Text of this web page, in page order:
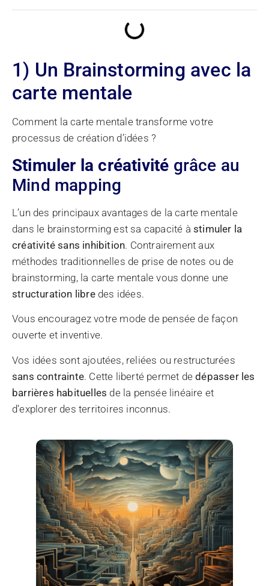
1) Un Brainstorming avec la
carte mentale
Comment la carte mentale transforme votre
processus de création d’idées ?
Stimuler la créativité grâce au
Mind mapping
L’un des principaux avantages de la carte mentale
dans le brainstorming est sa capacité àstimuler la
créativité sans inhibition. Contrairement aux
méthodes traditionnelles de prise de notes ou de
brainstorming, la carte mentale vous donne une
structuration libredes idées.
Vous encouragez votre mode de pensée de façon
ouverte et inventive.
Vos idées sont ajoutées, reliées ou restructurées
sans contrainte. Cette liberté permet dedépasser les
barrières habituelles de la pensée linéaire et
d’explorer des territoires inconnus.